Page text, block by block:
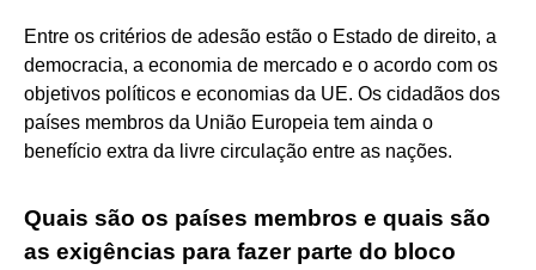
Entre os critérios de adesão estão o Estado de direito, a
democracia, a economia de mercado e o acordo com os
objetivos políticos e economias da UE. Os cidadãos dos
países membros da União Europeia tem ainda o
benefício extra da livre circulação entre as nações.
Quais são os países membros e quais são
as exigências para fazer parte do bloco